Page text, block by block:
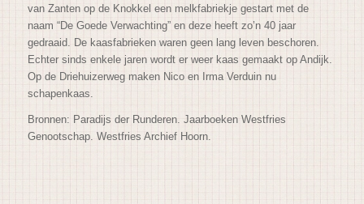
van Zanten op de Knokkel een melkfabriekje gestart met de
naam “De Goede Verwachting” en deze heeft zo’n 40 jaar
gedraaid. De kaasfabrieken waren geen lang leven beschoren.
Echter sinds enkele jaren wordt er weer kaas gemaakt op Andijk.
Op de Driehuizerweg maken Nico en Irma Verduin nu
schapenkaas.
Bronnen: Paradijs der Runderen. Jaarboeken Westfries
Genootschap. Westfries Archief Hoorn.